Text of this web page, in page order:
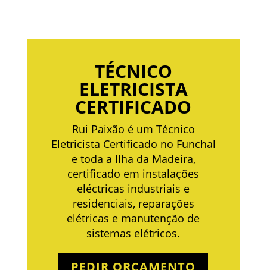
TÉCNICO
ELETRICISTA
CERTIFICADO
Rui Paixão é um Técnico
Eletricista Certificado no Funchal
e toda a Ilha da Madeira,
certificado em instalações
eléctricas industriais e
residenciais, reparações
elétricas e manutenção de
sistemas elétricos.
PEDIR ORÇAMENTO